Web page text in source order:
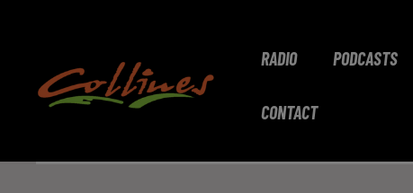
RADIO PODCASTS
CONTACT